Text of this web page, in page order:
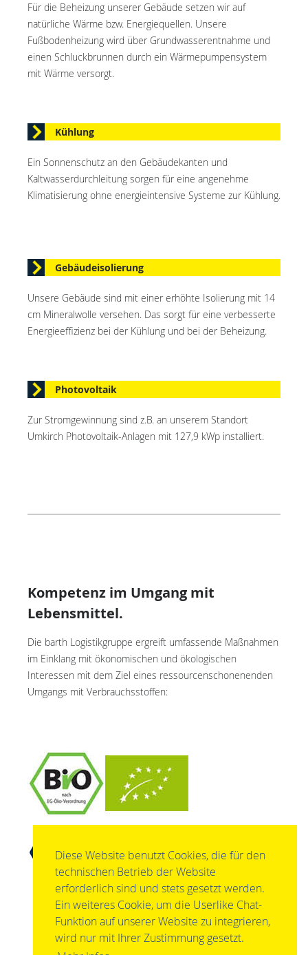
Diese Website benutzt Cookies, die für den
technischen Betrieb der Website
erforderlich sind und stets gesetzt werden.
Ein weiteres Cookie, um die Userlike Chat-
Funktion auf unserer Website zu integrieren,
wird nur mit Ihrer Zustimmung gesetzt.
Für die Beheizung unserer Gebäude setzen wir auf
natürliche Wärme bzw. Energiequellen. Unsere
Fußbodenheizung wird über Grundwasserentnahme und
einen Schluckbrunnen durch ein Wärmepumpensystem
mit Wärme versorgt.
Kühlung
Ein Sonnenschutz an den Gebäudekanten und
Kaltwasserdurchleitung sorgen für eine angenehme
Klimatisierung ohne energieintensive Systeme zur Kühlung.
Gebäudeisolierung
Unsere Gebäude sind mit einer erhöhte Isolierung mit 14
cm Mineralwolle versehen. Das sorgt für eine verbesserte
Energieeffizienz bei der Kühlung und bei der Beheizung.
Photovoltaik
Zur Stromgewinnung sind z.B. an unserem Standort
Umkirch Photovoltaik-Anlagen mit 127,9 kWp installiert.
Kompetenz im Umgang mit
Lebensmittel.
Die barth Logistikgruppe ergreift umfassende Maßnahmen
im Einklang mit ökonomischen und ökologischen
Interessen mit dem Ziel eines ressourcenschonenenden
Umgangs mit Verbrauchsstoffen: